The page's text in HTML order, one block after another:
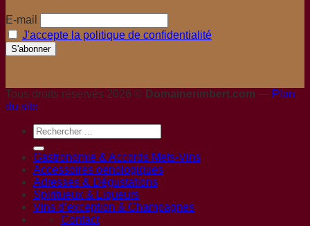
E-mail
J'accepte la politique de confidentialité
Tous droits réservés 2026 © Domainerimbert.com — Plan
du site
Gastronomie & Accords Mets-Vins
Accessoires oenologiques
Adresses & Dégustations
Spiritueux & Liqueurs
Vins d’exception & Champagnes
Contact